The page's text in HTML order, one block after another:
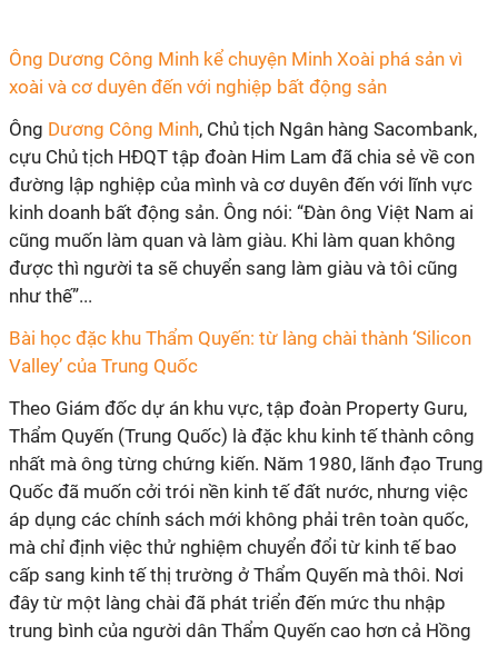
Ông Dương Công Minh kể chuyện Minh Xoài phá sản vì
xoài và cơ duyên đến với nghiệp bất động sản
Ông Dương Công Minh, Chủ tịch Ngân hàng Sacombank,
cựu Chủ tịch HĐQT tập đoàn Him Lam đã chia sẻ về con
đường lập nghiệp của mình và cơ duyên đến với lĩnh vực
kinh doanh bất động sản. Ông nói: “Đàn ông Việt Nam ai
cũng muốn làm quan và làm giàu. Khi làm quan không
được thì người ta sẽ chuyển sang làm giàu và tôi cũng
như thế”...
Bài học đặc khu Thẩm Quyến: từ làng chài thành ‘Silicon
Valley’ của Trung Quốc
Theo Giám đốc dự án khu vực, tập đoàn Property Guru,
Thẩm Quyến (Trung Quốc) là đặc khu kinh tế thành công
nhất mà ông từng chứng kiến. Năm 1980, lãnh đạo Trung
Quốc đã muốn cởi trói nền kinh tế đất nước, nhưng việc
áp dụng các chính sách mới không phải trên toàn quốc,
mà chỉ định việc thử nghiệm chuyển đổi từ kinh tế bao
cấp sang kinh tế thị trường ở Thẩm Quyến mà thôi. Nơi
đây từ một làng chài đã phát triển đến mức thu nhập
trung bình của người dân Thẩm Quyến cao hơn cả Hồng